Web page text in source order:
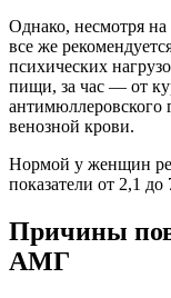
Однако, несмотря на
все же
психических
пищи, за час — от
антимюллеровского
венозной крови.
Нормой у женщин
показатели от 2,1 до
Причины
АМГ